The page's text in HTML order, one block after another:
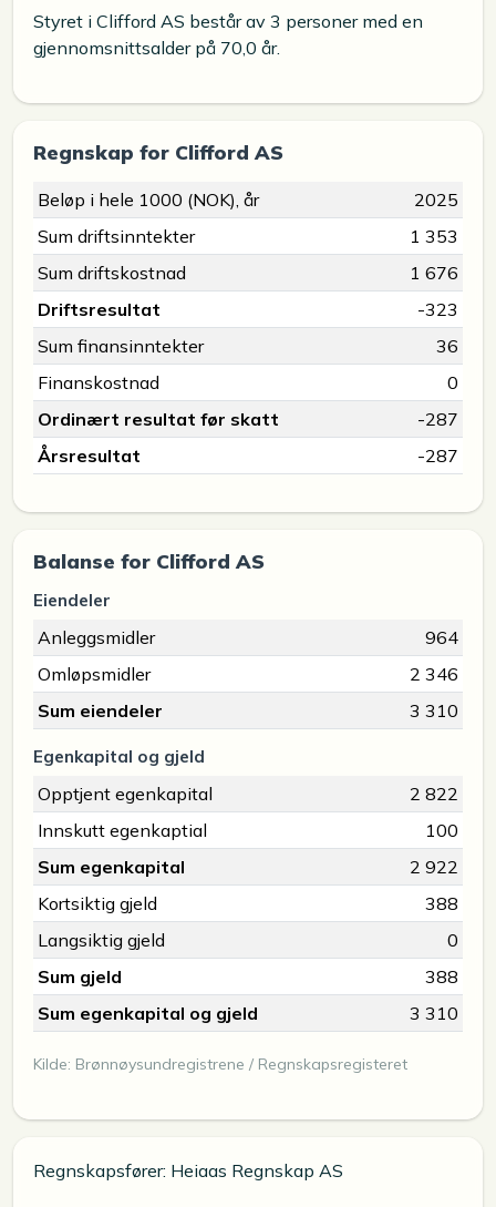
Styret i Clifford AS består av 3 personer med en
gjennomsnittsalder på 70,0 år.
Regnskap for Clifford AS
Beløp i hele 1000 (NOK), år
2025
Sum driftsinntekter
1 353
Sum driftskostnad
1 676
Driftsresultat
-323
Sum finansinntekter
36
Finanskostnad
0
Ordinært resultat før skatt
-287
Årsresultat
-287
Balanse for Clifford AS
Eiendeler
Anleggsmidler
964
Omløpsmidler
2 346
Sum eiendeler
3 310
Egenkapital og gjeld
Opptjent egenkapital
2 822
Innskutt egenkaptial
100
Sum egenkapital
2 922
Kortsiktig gjeld
388
Langsiktig gjeld
0
Sum gjeld
388
Sum egenkapital og gjeld
3 310
Kilde: Brønnøysundregistrene / Regnskapsregisteret
Regnskapsfører: Heiaas Regnskap AS